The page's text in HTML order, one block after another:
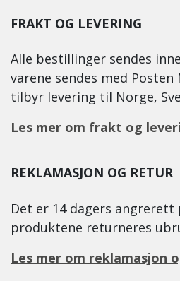
FRAKT OG LEVERING
Alle bestillinger sendes
varene sendes med Posten
tilbyr levering til Norge,
Les mer om frakt og
REKLAMASJON OG RETUR
Det er 14 dagers angrerett
produktene returneres
Les mer om reklamasjon